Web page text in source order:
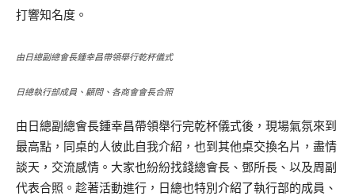
打響知名度。
由日總副總會長鍾幸昌帶領舉行乾杯儀式
日總執行部成員、顧問、各商會會長合照
由日總副總會長鍾幸昌帶領舉行完乾杯儀式後，現場氣氛來到
最高點，同桌的人彼此自我介紹，也到其他桌交換名片，盡情
談天，交流感情。大家也紛紛找錢總會長、鄧所長、以及周副
代表合照。趁著活動進行，日總也特別介紹了執行部的成員、